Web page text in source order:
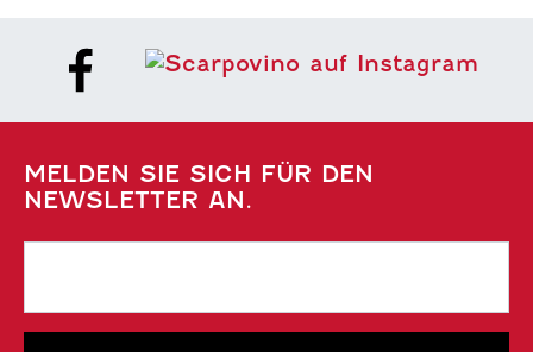
MELDEN SIE SICH FÜR DEN
NEWSLETTER AN.